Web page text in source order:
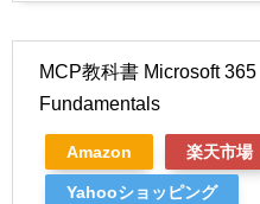
MCP教科書 Microsoft 365
Fundamentals
Amazon 楽天市場
Yahooショッピング